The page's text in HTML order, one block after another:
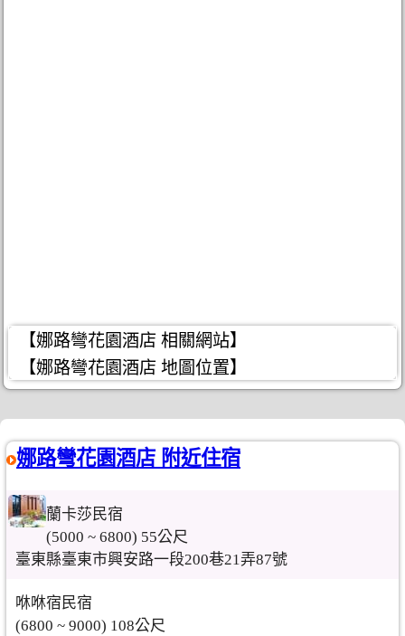
【娜路彎花園酒店 相關網站】
【娜路彎花園酒店 地圖位置】
娜路彎花園酒店 附近住宿
蘭卡莎民宿
(5000 ~ 6800) 55公尺
臺東縣臺東市興安路一段200巷21弄87號
咻咻宿民宿
(6800 ~ 9000) 108公尺